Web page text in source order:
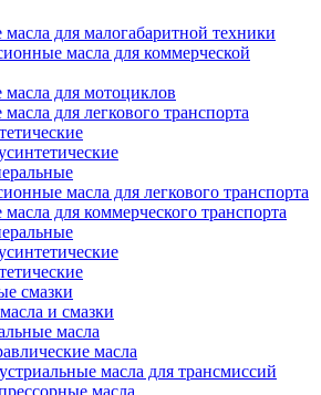
для малогабаритной техники
масла для коммерческой
для мотоциклов
для легкового транспорта
масла для легкового транспорта
для коммерческого транспорта
смазки
и смазки
масла
масла
масла для трансмиссий
масла